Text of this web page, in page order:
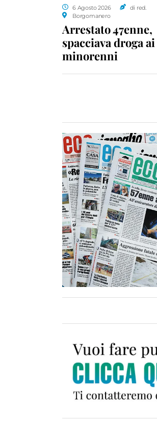
6 Agosto 2026
di red.
Borgomanero
Arrestato 47enne,
spacciava droga ai
minorenni